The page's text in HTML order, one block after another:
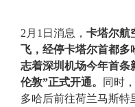
2月1日消息， 卡塔尔航
飞，经停卡塔尔首都多
志着深圳机场今年首
伦敦”正式开通。
同时
多哈后前往荷兰马斯特